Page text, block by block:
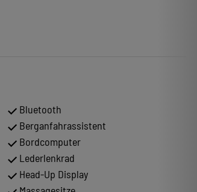
Bluetooth
Berganfahrassistent
Bordcomputer
Lederlenkrad
Head-Up Display